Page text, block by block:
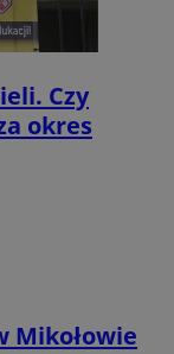
Czy
okres
Mikołowie